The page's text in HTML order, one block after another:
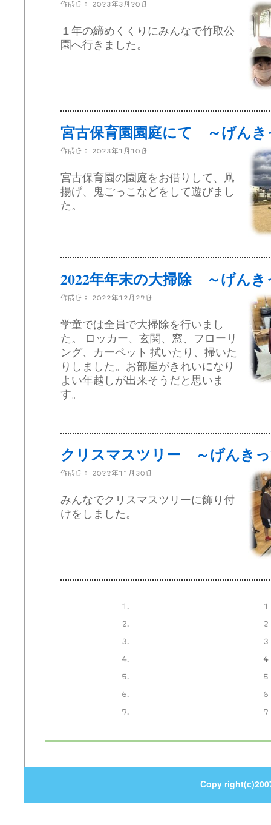
作成日： 2023年3月20日
１年の締めくくりにみんなで竹取公
園へ行きました。
宮古保育園園庭にて ～げんき
作成日： 2023年1月10日
宮古保育園の園庭をお借りして、凧
揚げ、鬼ごっこなどをして遊びまし
た。
2022年年末の大掃除 ～げんき
作成日： 2022年12月27日
学童では全員で大掃除を行いまし
た。 ロッカー、玄関、窓、フローリ
ング、カーペット 拭いたり、掃いた
りしました。お部屋がきれいになり
よい年越しが出来そうだと思いま
す。
クリスマスツリー ～げんき
作成日： 2022年11月30日
みんなでクリスマスツリーに飾り付
けをしました。
1
2
3
4
5
6
7
Copy